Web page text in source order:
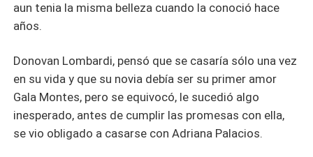
aun tenia la misma belleza cuando la conoció hace
años.
Donovan Lombardi, pensó que se casaría sólo una vez
en su vida y que su novia debía ser su primer amor
Gala Montes, pero se equivocó, le sucedió algo
inesperado, antes de cumplir las promesas con ella,
se vio obligado a casarse con Adriana Palacios.